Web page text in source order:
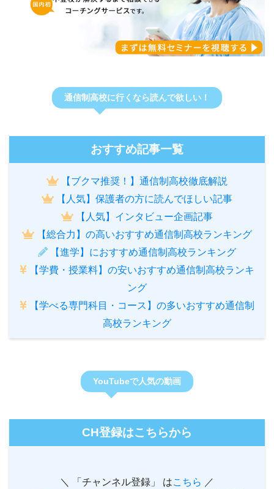
通信制高校に行くなら読んで欲しい！
おすすめ記事一覧
【ブクマ推奨！】通信制高校徹底解説
【人気】保護者の方に読んでほしい記事
【人気】インタビュー企画記事
【総合力】の高いおすすめ通信制高校ランキング
【進学】におすすめ通信制高校ランキング
【学費・授業料】の安いおすすめ通信制高校ランキ
ング
【学べる専門科目・コース】の多いおすすめ通信制
高校ランキング
YouTubeで人気の動画
CH登録はこちらから
＼ 「チャンネル登録」 はこちら ／